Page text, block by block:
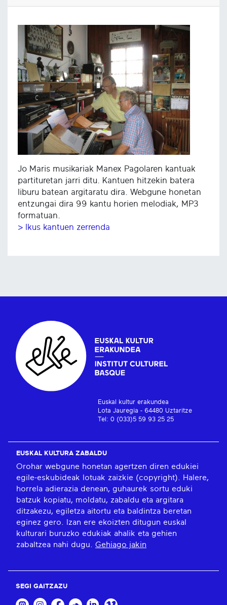
Jo Maris musikariak Manex Pagolaren kantuak
partituretan jarri ditu. Kantuen hitzekin batera
liburu batean argitaratu dira. Webgune honetan
entzungai dira 99 kantu horien melodiak, MP3
formatuan.
> Ikus kantuen zerrenda
Euskal kultur erakundea
Lota Jauregia - 64480 Uztaritze
Tel: 0 (033)5 59 93 25 25
EUSKAL KULTURA ZABALDU
Orohar webgune honetan agertzen diren edukiei
egile-eskubideak lotuak zaizkie (copyright). Halere,
horrela adierazia denean, guhaurek sortu eduki
batzuk kopiatu, moldatu, zabaldu eta argitara
ditzakezu, egiletza aitortu eta baldintza beretan
eginez gero. Izan ere ekoizten ditugun euskal
kulturari buruzko edukiak ahalik eta gehien
zabaltzea nahi dugu. Gehiago jakin
SEGI GAITZAZU